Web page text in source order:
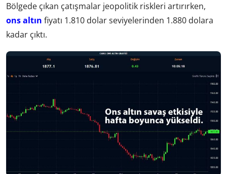
Bölgede çıkan çatışmalar jeopolitik riskleri artırırken,
ons altın fiyatı 1.810 dolar seviyelerinden 1.880 dolara
kadar çıktı.